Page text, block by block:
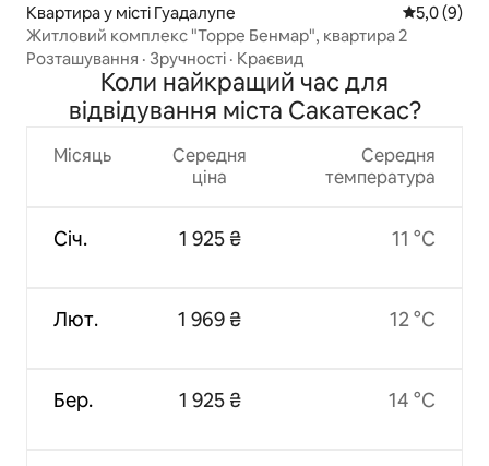
Квартира у місті Гуадалупе Середня
5,0 (9)
Житловий комплекс "Торре Бенмар", квартира 2
Розташування · Зручності · Краєвид
Коли найкращий час для
відвідування міста Сакатекас?
Місяць
Січ.
Лют.
Бер.
Середня
ціна
1 925 ₴
1 969 ₴
1 925 ₴
Середня
температура
11 °C
12 °C
14 °C